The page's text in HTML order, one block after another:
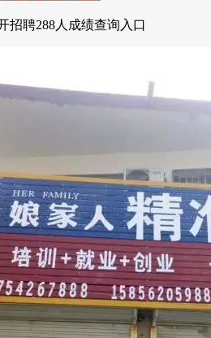
招聘288人成绩查询入口